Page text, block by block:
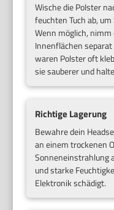
Wische die Polster
feuchten Tuch ab,
Wenn möglich, nimm
Innenflächen
waren Polster oft
sie sauberer und
Richtige Lagerung
Bewahre dein
an einem trockenen
Sonneneinstrahlung
und starke
Elektronik schädigt.